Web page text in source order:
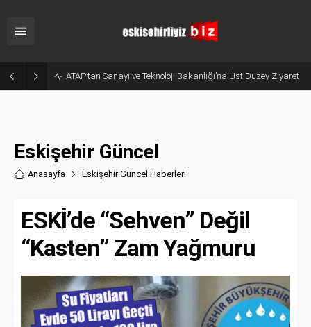
ATAP’tan Sanayi ve Teknoloji Bakanlığı’na Üst Düzey Ziyaret
Eskişehir Güncel
Anasayfa Eskişehir Güncel Haberleri
ESKİ’de “Sehven” Değil
“Kasten” Zam Yağmuru